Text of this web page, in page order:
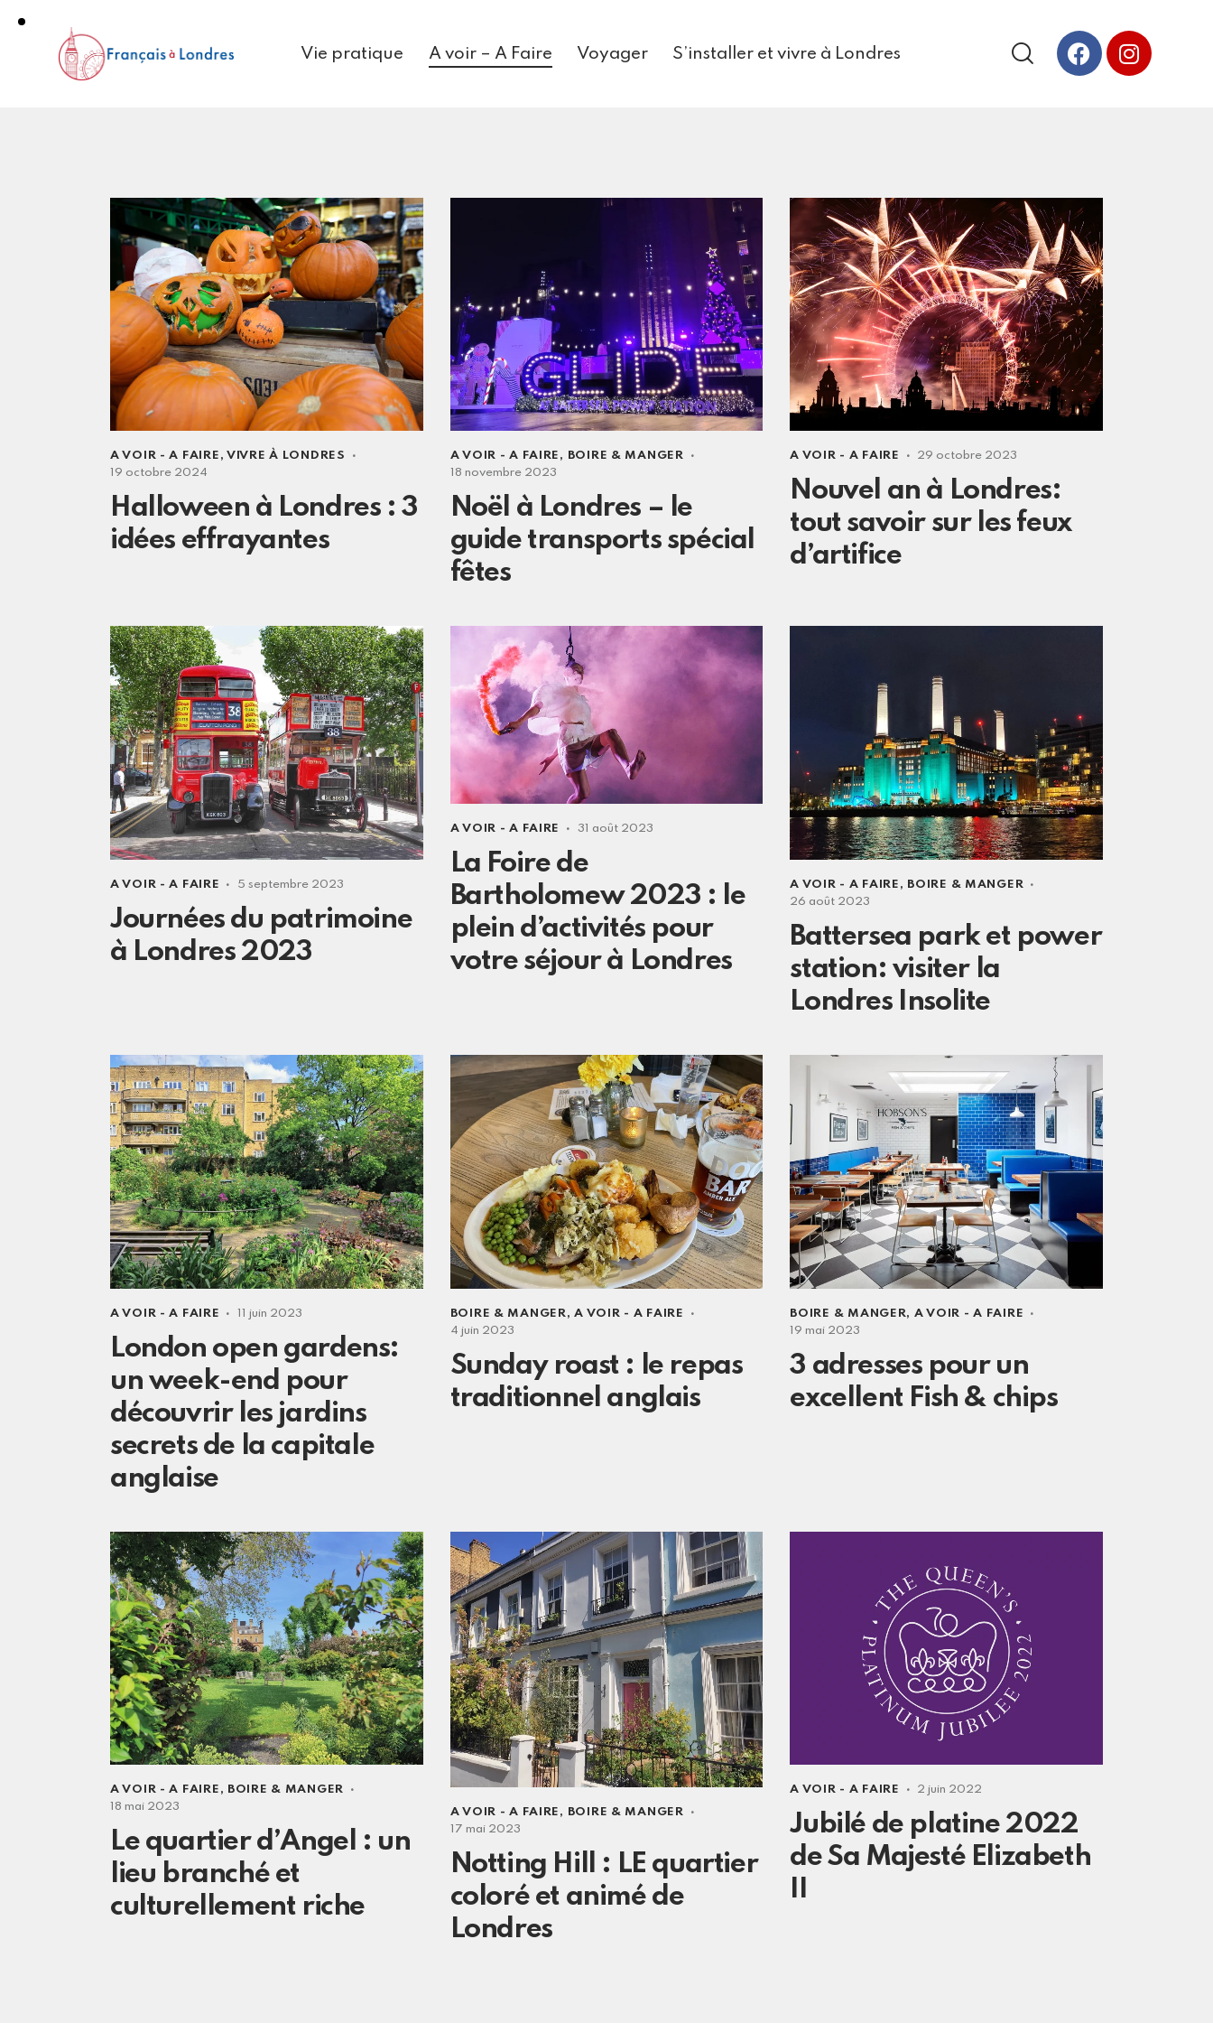
Vie pratique A voir – A Faire Voyager S’installer et vivre à Londres
A VOIR - A FAIRE , VIVRE À LONDRES
19 octobre 2024
Halloween à Londres : 3
idées effrayantes
A VOIR - A FAIRE ,
BOIRE & MANGER
18 novembre 2023
Noël à Londres – le
guide transports spécial
fêtes
A VOIR - A FAIRE 29 octobre 2023
Nouvel an à Londres:
tout savoir sur les feux
d’artifice
A VOIR - A FAIRE 5 septembre 2023
Journées du patrimoine
à Londres 2023
A VOIR - A FAIRE 31 août 2023
La Foire de
Bartholomew 2023 : le
plein d’activités pour
votre séjour à Londres
A VOIR - A FAIRE ,
BOIRE & MANGER
26 août 2023
Battersea park et power
station: visiter la
Londres Insolite
A VOIR - A FAIRE 11 juin 2023
London open gardens:
un week-end pour
découvrir les jardins
secrets de la capitale
anglaise
BOIRE & MANGER,A VOIR - A FAIRE
4 juin 2023
Sunday roast : le repas
traditionnel anglais
BOIRE & MANGER, A VOIR - A FAIRE
19 mai 2023
3 adresses pour un
excellent Fish & chips
A VOIR - A FAIRE ,
BOIRE & MANGER
18 mai 2023
Le quartier d’Angel : un
lieu branché et
culturellement riche
A VOIR - A FAIRE ,
BOIRE & MANGER
17 mai 2023
Notting Hill : LE quartier
coloré et animé de
Londres
A VOIR - A FAIRE 2 juin 2022
Jubilé de platine 2022
de Sa Majesté Elizabeth
II